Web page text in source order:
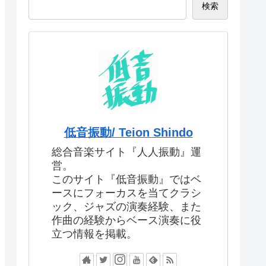
検索
低音振動/ Teion Shindo
総合音楽サイト『人人振動』運
営。
このサイト『低音振動』ではベ
ースにフォーカスを当てクラシ
ック、ジャズの演奏経験、また
作曲の経験からベース演奏に役
立つ情報を掲載。